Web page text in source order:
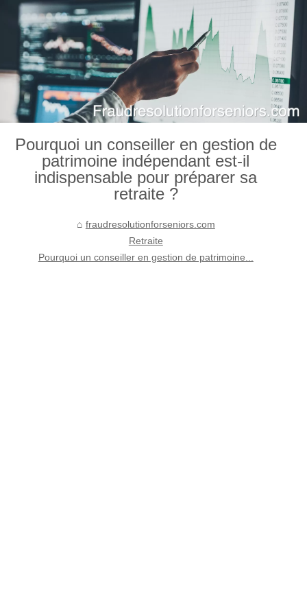
Pourquoi un conseiller en gestion de
patrimoine indépendant est-il
indispensable pour préparer sa
retraite ?
fraudresolutionforseniors.com
Retraite
Pourquoi un conseiller en gestion de patrimoine...